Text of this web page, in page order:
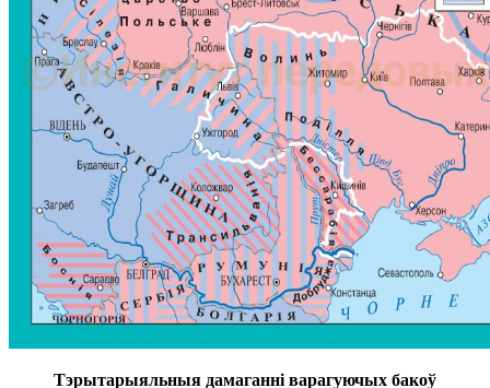
Тэрытарыяльныя дамаганні варагуючых бакоў